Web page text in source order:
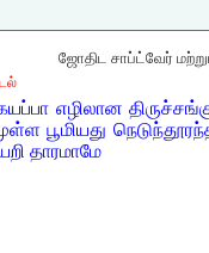
ஜோதிட சாப்ட்வேர்
எழிலான
பூமியது
தாரமாமே